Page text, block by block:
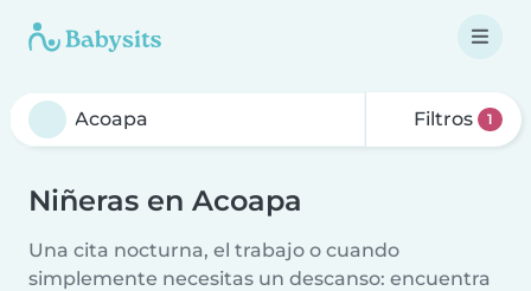
Filtros 1
Niñeras en Acoapa
Una cita nocturna, el trabajo o cuando
simplemente necesitas un descanso: encuentra